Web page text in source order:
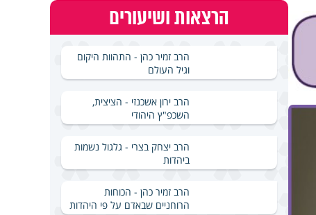
הרצאות ושיעורים
הרב זמיר כהן - התהוות היקום
וגיל העולם
הרב ירון אשכנזי - הציצית,
השכפ"ץ היהודי
הרב יצחק בצרי - גלגול נשמות
ביהדות
הרב זמיר כהן - הכוחות
הרוחניים שבאדם על פי היהדות